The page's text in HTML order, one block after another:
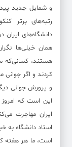
و شمایل جدید
رتبه‌های برتر
دانشگاه‌های
همان خیلی‌ها
هستند، کسانی‌که
کردند و اگر جوانی
و پرورش جوانی
این است که امروز
ایران مهاجرت
استاد دانشگاه به
است، ما هر هفته